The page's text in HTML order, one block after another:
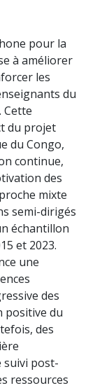
pour la
à améliorer
les
du
Cette
du projet
du Congo,
continue,
des
mixte
semi-dirigés
échantillon
et 2023.
une
des
positive du
des
suivi post-
ressources